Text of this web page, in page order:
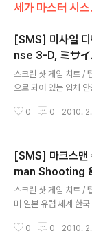
세
[SMS] 미사일
nse 3-D, ミサイ
스크린 샷 게임 치트 /
으로 되어 있는 입체
관련 게임 / 다른 플랫폼
0 0 2010.
[SMS] 마크스맨
man Shooting
스크린 샷 게임 치트 /
미 일본 유럽 세계 한
0 0 2010.